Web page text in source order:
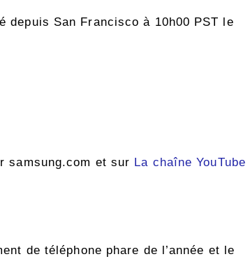
depuis San Francisco à 10h00 PST le
samsung.com et sur La chaîne YouTube
de téléphone phare de l’année et le